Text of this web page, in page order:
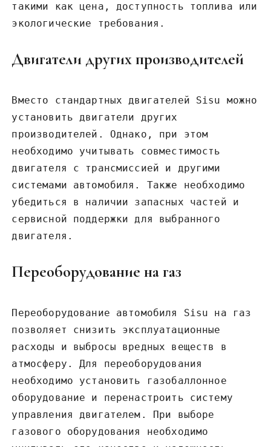
такими как цена‚ доступность топлива или
экологические требования.
Двигатели других производителей
Вместо стандартных двигателей Sisu можно
установить двигатели других
производителей. Однако‚ при этом
необходимо учитывать совместимость
двигателя с трансмиссией и другими
системами автомобиля. Также необходимо
убедиться в наличии запасных частей и
сервисной поддержки для выбранного
двигателя.
Переоборудование на газ
Переоборудование автомобиля Sisu на газ
позволяет снизить эксплуатационные
расходы и выбросы вредных веществ в
атмосферу. Для переоборудования
необходимо установить газобаллонное
оборудование и перенастроить систему
управления двигателем. При выборе
газового оборудования необходимо